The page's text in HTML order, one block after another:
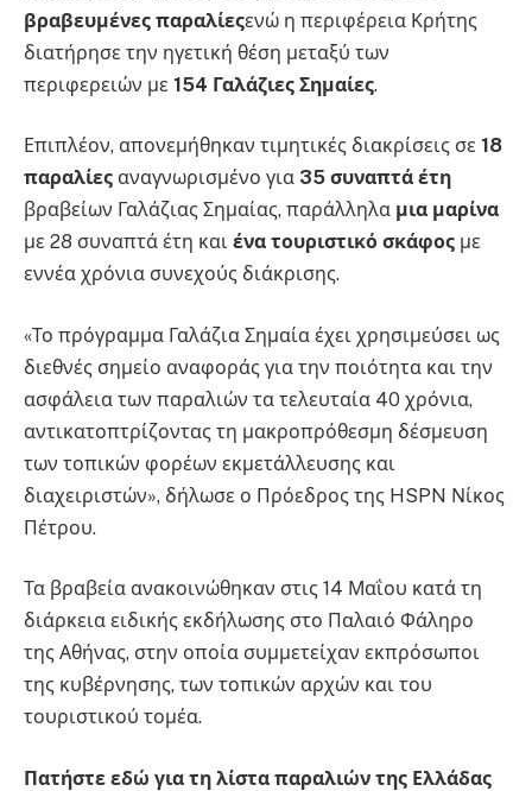
βραβευμένες παραλίεςενώ η περιφέρεια Κρήτης
διατήρησε την ηγετική θέση μεταξύ των
περιφερειών με 154 Γαλάζιες Σημαίες.
Επιπλέον, απονεμήθηκαν τιμητικές διακρίσεις σε 18
παραλίες αναγνωρισμένο για 35 συναπτά έτη
βραβείων Γαλάζιας Σημαίας, παράλληλα μια μαρίνα
με 28 συναπτά έτη και ένα τουριστικό σκάφος με
εννέα χρόνια συνεχούς διάκρισης.
«Το πρόγραμμα Γαλάζια Σημαία έχει χρησιμεύσει ως
διεθνές σημείο αναφοράς για την ποιότητα και την
ασφάλεια των παραλιών τα τελευταία 40 χρόνια,
αντικατοπτρίζοντας τη μακροπρόθεσμη δέσμευση
των τοπικών φορέων εκμετάλλευσης και
διαχειριστών», δήλωσε ο Πρόεδρος της HSPN Νίκος
Πέτρου.
Τα βραβεία ανακοινώθηκαν στις 14 Μαΐου κατά τη
διάρκεια ειδικής εκδήλωσης στο Παλαιό Φάληρο
της Αθήνας, στην οποία συμμετείχαν εκπρόσωποι
της κυβέρνησης, των τοπικών αρχών και του
τουριστικού τομέα.
Πατήστε εδώ για τη λίστα παραλιών της Ελλάδας